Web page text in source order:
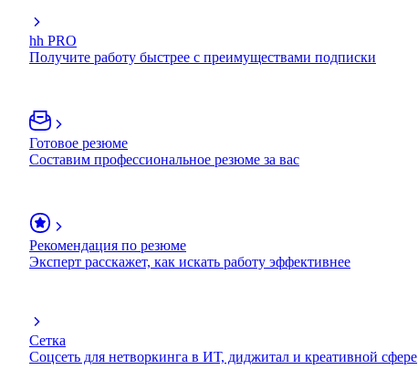
hh PRO
Получите работу быстрее с преимуществами подписки
Готовое резюме
Составим профессиональное резюме за вас
Рекомендация по резюме
Эксперт расскажет, как искать работу эффективнее
Сетка
Соцсеть для нетворкинга в ИТ, диджитал и креативной сфере